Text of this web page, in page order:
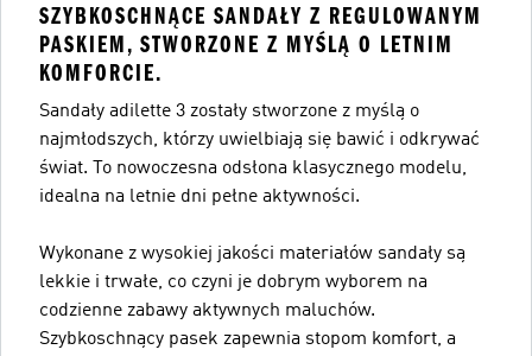
SZYBKOSCHNĄCE SANDAŁY Z REGULOWANYM
PASKIEM, STWORZONE Z MYŚLĄ O LETNIM
KOMFORCIE.
Sandały adilette 3 zostały stworzone z myślą o
najmłodszych, którzy uwielbiają się bawić i odkrywać
świat. To nowoczesna odsłona klasycznego modelu,
idealna na letnie dni pełne aktywności.
Wykonane z wysokiej jakości materiałów sandały są
lekkie i trwałe, co czyni je dobrym wyborem na
codzienne zabawy aktywnych maluchów.
Szybkoschnący pasek zapewnia stopom komfort, a